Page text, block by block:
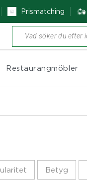
Prismatching
Produktsökning
Restaurangmöbler
Betyg